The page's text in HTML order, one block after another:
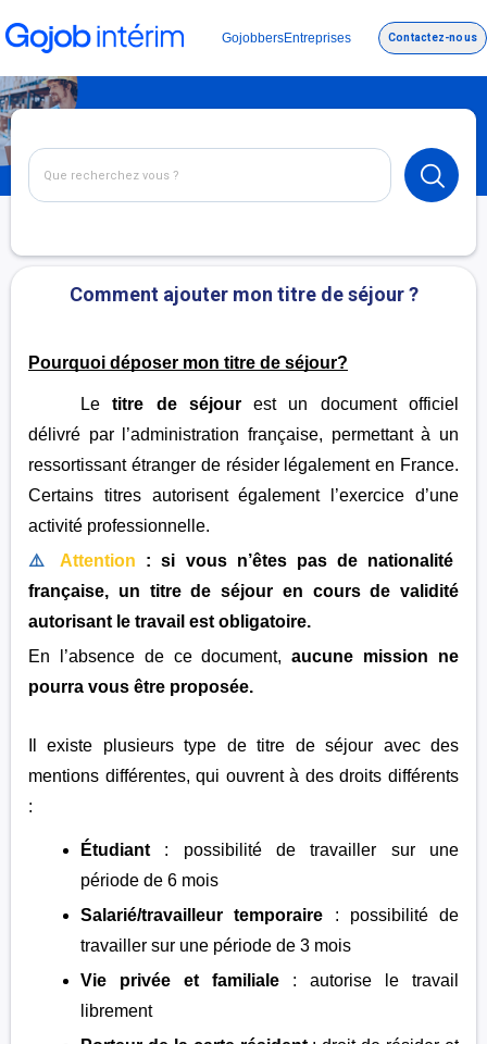
GojobbersEntreprises Contactez-nous
Comment ajouter mon titre de séjour ?
Pourquoi déposer mon titre de séjour?
Letitre de séjourest un document officiel
délivré par l’administration française, permettant à un
ressortissant étranger de résider légalement en France.
Certains titres autorisent également l’exercice d’une
activité professionnelle.
⚠️ Attention : si vous n’êtes pas de nationalité
française, un titre de séjour en cours de validité
autorisant le travail est obligatoire.
En l’absence de ce document,aucune mission ne
pourra vous être proposée.
Il existe plusieurs type de titre de séjour avec des
mentions différentes, qui ouvrent à des droits différents
:
Étudiant : possibilité de travailler sur une
période de 6 mois
Salarié/travailleur temporaire : possibilité de
travailler sur une période de 3 mois
Vie privée et familiale : autorise le travail
librement